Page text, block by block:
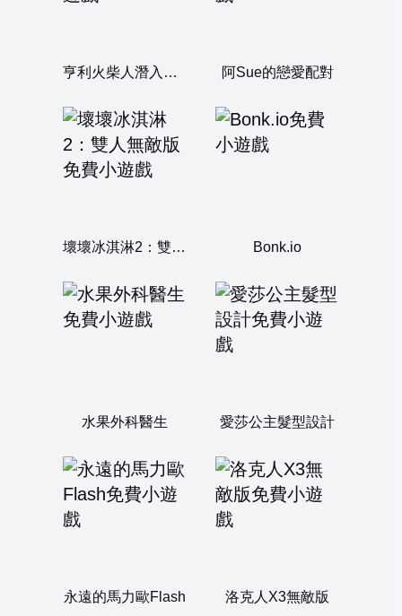
亨利火柴人潛入飛艇 阿Sue的戀愛配對
壞壞冰淇淋2：雙人無敵版 Bonk.io
水果外科醫生 愛莎公主髮型設計
永遠的馬力歐Flash 洛克人X3無敵版